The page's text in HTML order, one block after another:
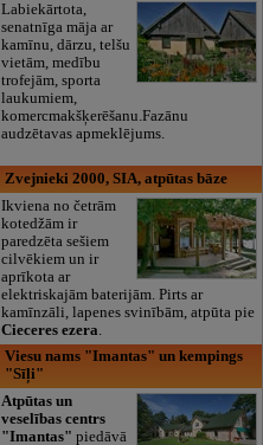
Labiekārtota,
senatnīga māja ar
kamīnu, dārzu, telšu
vietām, medību
trofejām, sporta
laukumiem,
komercmakšķerēšanu.Fazānu
audzētavas apmeklējums.
Zvejnieki 2000, SIA, atpūtas bāze
Ikviena no četrām
kotedžām ir
paredzēta sešiem
cilvēkiem un ir
aprīkota ar
elektriskajām baterijām. Pirts ar
kamīnzāli, lapenes svinībām, atpūta pie
Cieceres ezera
Viesu nams "Imantas" un kempings
"Sīļi"
Atpūtas un
veselības centrs
"Imantas" piedāvā